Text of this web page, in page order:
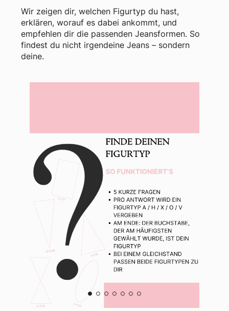
Wir zeigen dir, welchen Figurtyp du hast,
erklären, worauf es dabei ankommt, und
empfehlen dir die passenden Jeansformen. So
findest du nicht irgendeine Jeans – sondern
deine.